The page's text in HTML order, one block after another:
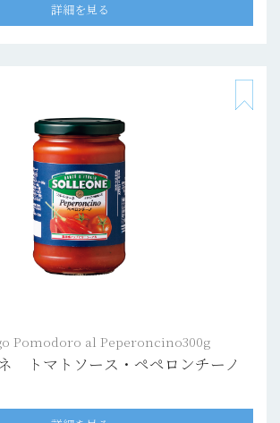
詳細を見る
Pomodoro al Peperoncino300g
トマトソース・ペペロンチーノ